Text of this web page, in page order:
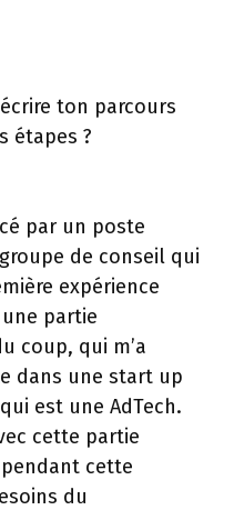
ton parcours
étapes ?
par un poste
de conseil qui
expérience
partie
coup, qui m’a
dans une start up
est une AdTech.
cette partie
pendant cette
du